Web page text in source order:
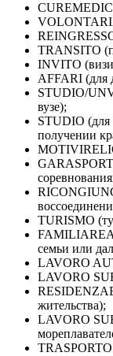
TRANSITO
INVITO
AFFARI (для
STUDIO/
вузе);
STUDIO (для
получении
TURISMO
семьи или
LAVORO
LAVORO
жительства);
LAVORO
TRASPORTO